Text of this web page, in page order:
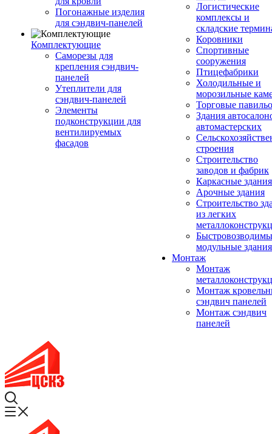
Погонажные изделия
для сэндвич-панелей
Комплектующие
Саморезы для
крепления сэндвич-
панелей
Утеплители для
сэндвич-панелей
Элементы
подконструкции для
вентилируемых
фасадов
Логистические
комплексы и
складские
Коровники
Спортивные
сооружения
Птицефабрики
Холодильные и
морозильные
Торговые
Здания
автомастерских
строения
Строительство
заводов и фабрик
Каркасные здания
Арочные здания
Строительство
из легких
модульные здания
Монтаж
Монтаж
Монтаж
сэндвич панелей
Монтаж сэндвич
панелей